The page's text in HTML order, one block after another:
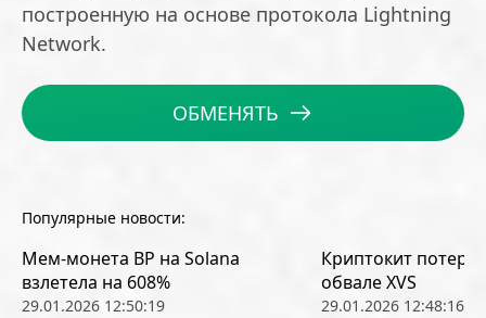
построенную на основе протокола Lightning
Network.
ОБМЕНЯТЬ
Популярные новости:
Мем-монета BP на Solana
взлетела на 608%
29.01.2026 12:50:19
Криптокит
обвале XVS
29.01.2026 12:48:16